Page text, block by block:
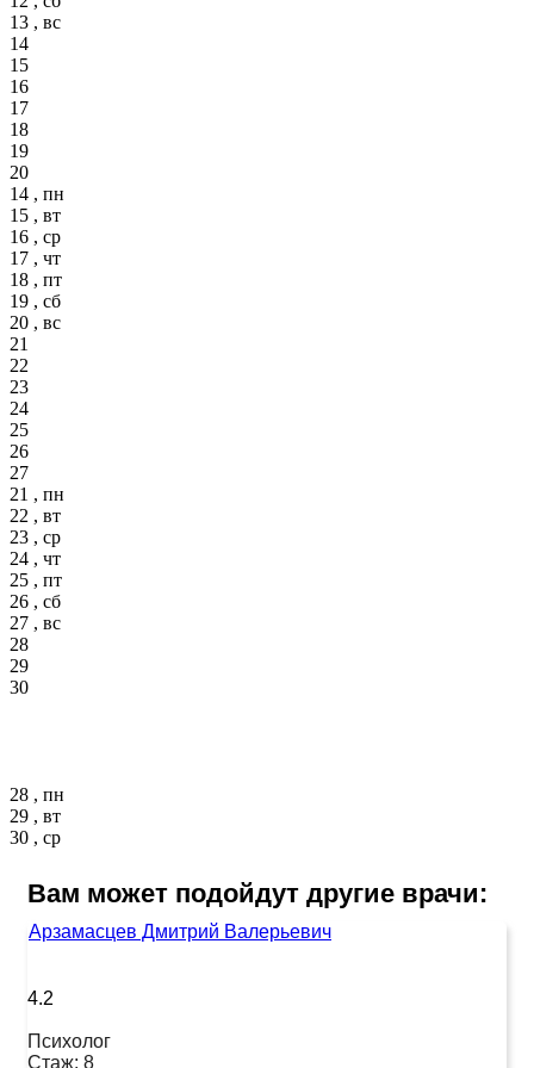
13 , вс
14
15
16
17
18
19
20
14 , пн
15 , вт
16 , ср
17 , чт
18 , пт
19 , сб
20 , вс
21
22
23
24
25
26
27
21 , пн
22 , вт
23 , ср
24 , чт
25 , пт
26 , сб
27 , вс
28
29
30
28 , пн
29 , вт
30 , ср
Вам может подойдут другие врачи:
Арзамасцев Дмитрий Валерьевич
4.2
Психолог
Стаж: 8